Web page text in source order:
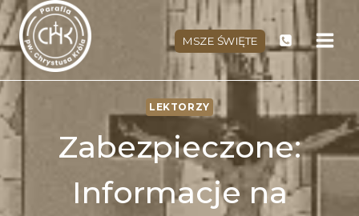
Przejdź
do
treści
MSZE ŚWIĘTE
LEKTORZY
Zabezpieczone:
Informacje na